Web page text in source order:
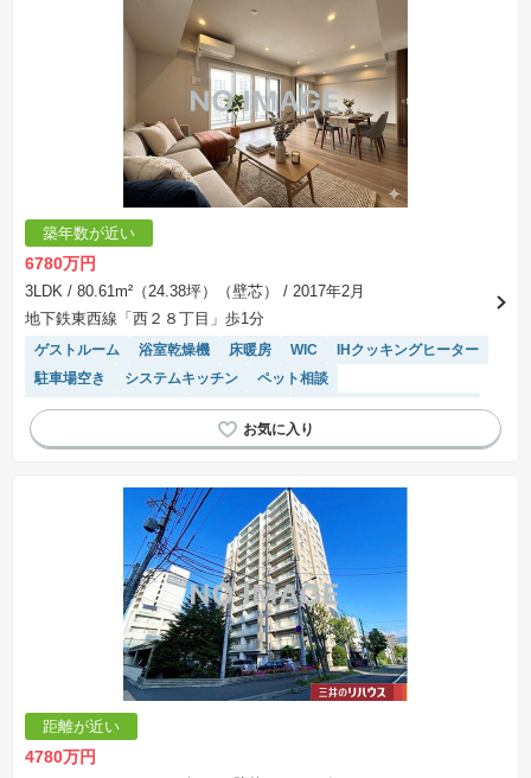
築年数が近い
6780万円
3LDK / 80.61m²（24.38坪）（壁芯）
/ 2017年2月
地下鉄東西線「西２８丁目」歩1分
ゲストルーム 浴室乾燥機 床暖房 WIC
IHクッキングヒーター
駐車場空き
システムキッチン
ペット相談
駐輪場・バイク置き場
対面キッチン
モニター付きインターホン
エレベーター
温水洗浄便座 宅配ボックス
距離が近い
4780万円